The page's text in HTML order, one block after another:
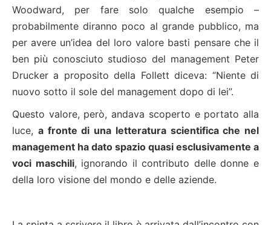
Woodward, per fare solo qualche esempio –
probabilmente diranno poco al grande pubblico, ma
per avere un’idea del loro valore basti pensare che il
ben più conosciuto studioso del management Peter
Drucker a proposito della Follett diceva: “Niente di
nuovo sotto il sole del management dopo di lei”.
Questo valore, però, andava scoperto e portato alla
luce, a fronte di una letteratura scientifica che nel
management ha dato spazio quasi esclusivamente a
voci maschili, ignorando il contributo delle donne e
della loro visione del mondo e delle aziende.